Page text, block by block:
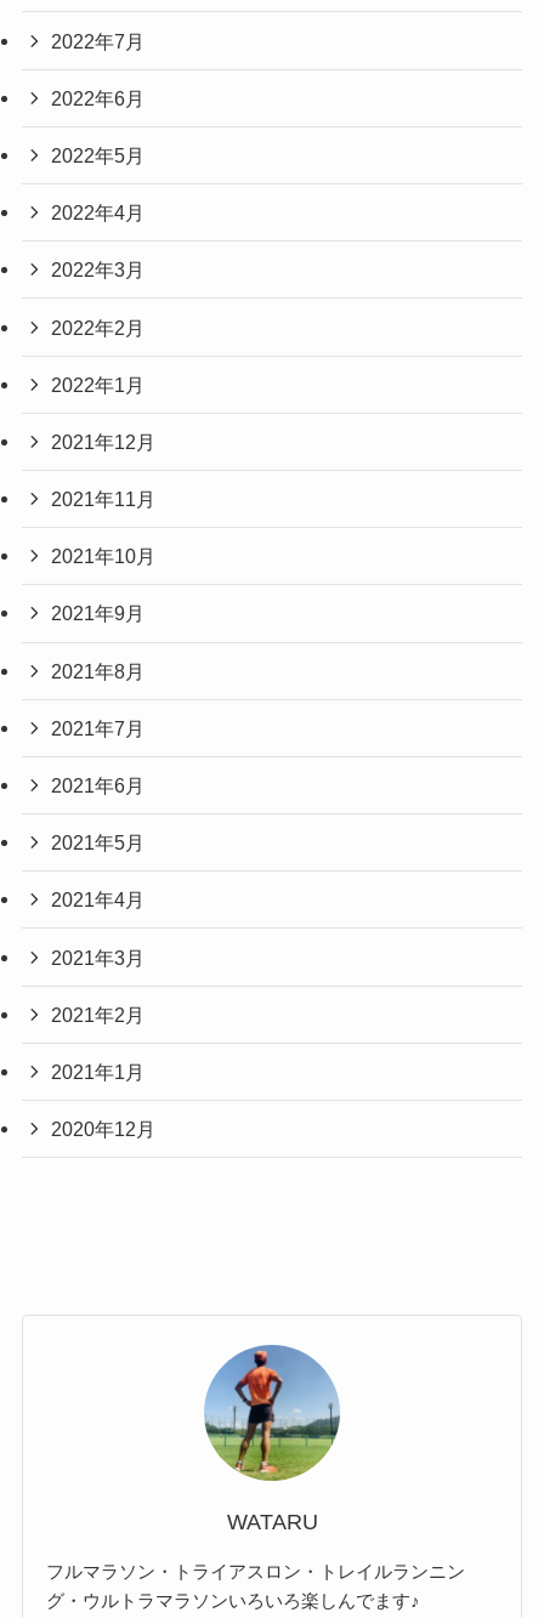
2022年7月
2022年6月
2022年5月
2022年4月
2022年3月
2022年2月
2022年1月
2021年12月
2021年11月
2021年10月
2021年9月
2021年8月
2021年7月
2021年6月
2021年5月
2021年4月
2021年3月
2021年2月
2021年1月
2020年12月
WATARU
フルマラソン・トライアスロン・トレイルランニン
グ・ウルトラマラソンいろいろ楽しんでます♪